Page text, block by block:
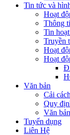
Tin tức và
Hoạt
Thông
Tin
Truyền
Hoạt
Hoạt
Văn bản
Cải
Quy
Văn
Tuyển dụng
Liên Hệ